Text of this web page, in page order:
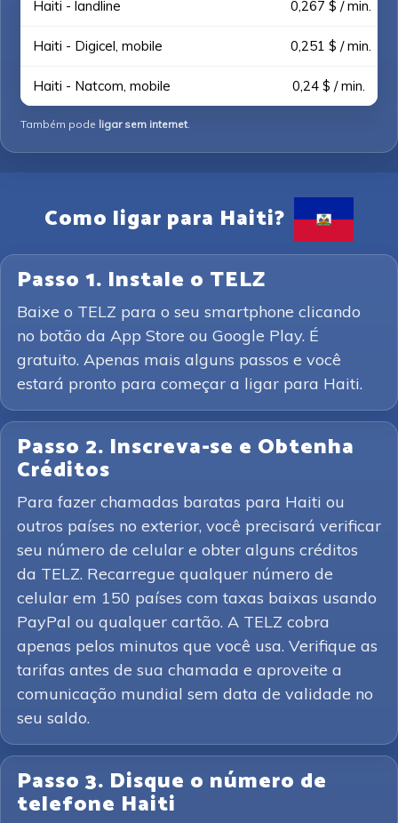
Haiti - landline 0,267 $ / min.
Haiti - Digicel, mobile 0,251 $ / min.
Haiti - Natcom, mobile 0,24 $ / min.
Também pode ligar sem internet.
Como ligar para Haiti?
Passo 1. Instale o TELZ
Baixe o TELZ para o seu smartphone clicando
no botão da App Store ou Google Play. É
gratuito. Apenas mais alguns passos e você
estará pronto para começar a ligar para Haiti.
Passo 2. Inscreva-se e Obtenha
Créditos
Para fazer chamadas baratas para Haiti ou
outros países no exterior, você precisará verificar
seu número de celular e obter alguns créditos
da TELZ. Recarregue qualquer número de
celular em 150 países com taxas baixas usando
PayPal ou qualquer cartão. A TELZ cobra
apenas pelos minutos que você usa. Verifique as
tarifas antes de sua chamada e aproveite a
comunicação mundial sem data de validade no
seu saldo.
Passo 3. Disque o número de
telefone Haiti